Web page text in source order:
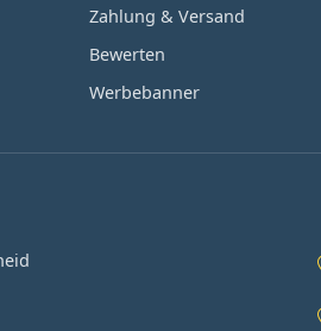
Zahlung & Versand
Bewerten
Werbebanner